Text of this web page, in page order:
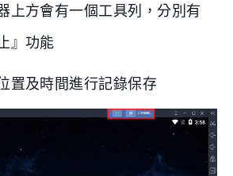
上方會有一個工具列，分別有
』功能
置及時間進行記錄保存